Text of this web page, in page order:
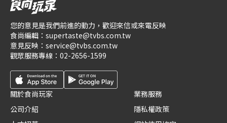
您的意見是我們前進的動力，歡迎來信或來電反映
食尚編輯： supertaste@tvbs.com.tw
意見反映： service@tvbs.com.tw
觀眾服務專線： 02-2656-1599
關於食尚玩家
公司介紹
業務服務
隱私權政策